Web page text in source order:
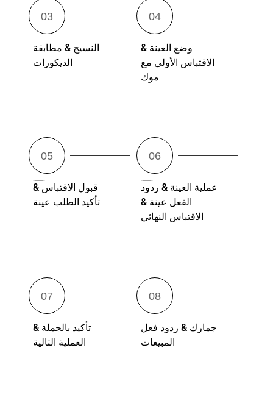
النسيج & مطابقة
الديكورات
وضع العينة &
الاقتباس الأولي مع
موك
قبول الاقتباس &
تأكيد الطلب عينة
عملية العينة & ردود
الفعل عينة &
الاقتباس النهائي
تأكيد بالجملة &
العملية التالية
جمارك & ردود فعل
المبيعات